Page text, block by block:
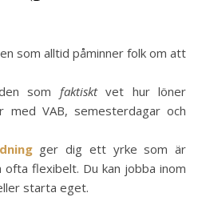
som alltid påminner folk om att
som faktisktvet hur löner
med VAB, semesterdagar och
ger dig ett yrke som är
flexibelt. Du kan jobba inom
starta eget.